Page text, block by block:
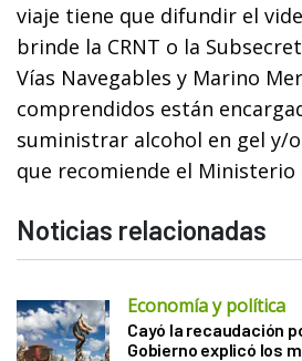
viaje tiene que difundir el
brinde la CRNT o la
Vías Navegables y Marino
comprendidos están
suministrar alcohol en gel y/
que recomiende el Ministerio
Noticias relacionadas
Economía y política
Cayó la recaudación
Gobierno explicó los